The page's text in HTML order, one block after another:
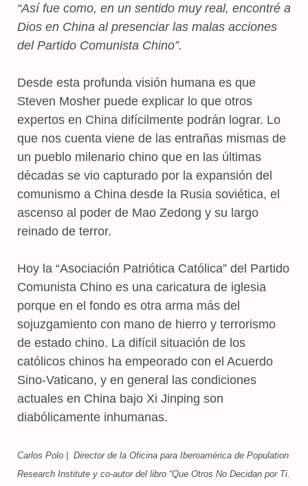
“Así fue como, en un sentido muy real, encontré a
Dios en China al presenciar las malas acciones
del Partido Comunista Chino”.
Desde esta profunda visión humana es que
Steven Mosher puede explicar lo que otros
expertos en China difícilmente podrán lograr. Lo
que nos cuenta viene de las entrañas mismas de
un pueblo milenario chino que en las últimas
décadas se vio capturado por la expansión del
comunismo a China desde la Rusia soviética, el
ascenso al poder de Mao Zedong y su largo
reinado de terror.
Hoy la “Asociación Patriótica Católica” del Partido
Comunista Chino es una caricatura de iglesia
porque en el fondo es otra arma más del
sojuzgamiento con mano de hierro y terrorismo
de estado chino. La difícil situación de los
católicos chinos ha empeorado con el Acuerdo
Sino-Vaticano, y en general las condiciones
actuales en China bajo Xi Jinping son
diabólicamente inhumanas.
Carlos Polo | Director de la Oficina para Iberoamérica de Population
Research Institute y co-autor del libro “Que Otros No Decidan por Ti.